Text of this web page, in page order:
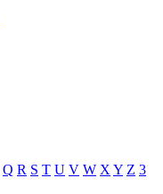
Q R S T U V W X Y Z 3